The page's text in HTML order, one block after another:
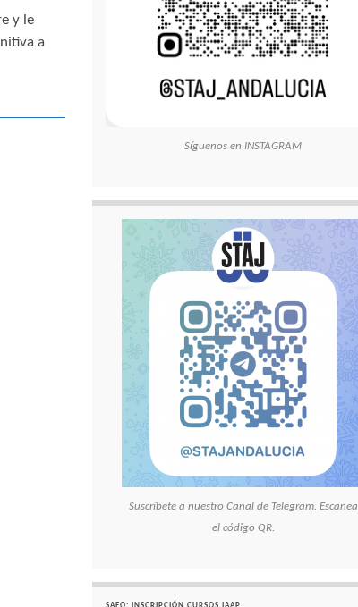
y le
a
Síguenos en INSTAGRAM
Suscríbete a nuestro Canal de Telegram. Escanea
el código QR.
SAFO: INSCRIPCIÓN CURSOS IAAP